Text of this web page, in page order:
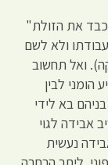
את הזולת"
ולא לשם
ואל תחשוב
לבין
בא לידי
אבידה לגוי
נעשית